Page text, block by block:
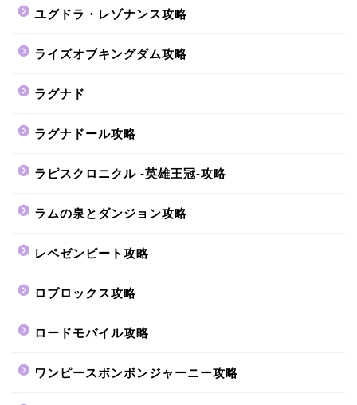
ユグドラ・レゾナンス攻略
ライズオブキングダム攻略
ラグナド
ラグナドール攻略
ラピスクロニクル -英雄王冠-攻略
ラムの泉とダンジョン攻略
レペゼンビート攻略
ロブロックス攻略
ロードモバイル攻略
ワンピースボンボンジャーニー攻略